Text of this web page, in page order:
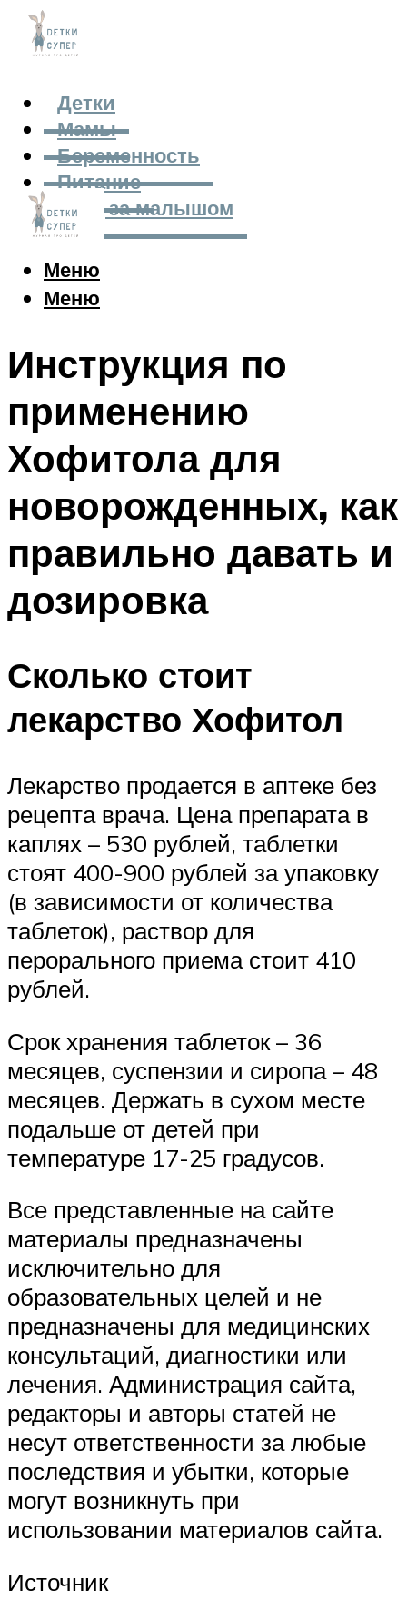
Детки
Мамы
Беременность
Питание
Уход за малышом
Меню
Меню
Инструкция по
применению
Хофитола для
новорожденных, как
правильно давать и
дозировка
Сколько стоит
лекарство Хофитол
Лекарство продается в аптеке без
рецепта врача. Цена препарата в
каплях – 530 рублей, таблетки
стоят 400-900 рублей за упаковку
(в зависимости от количества
таблеток), раствор для
перорального приема стоит 410
рублей.
Срок хранения таблеток – 36
месяцев, суспензии и сиропа – 48
месяцев. Держать в сухом месте
подальше от детей при
температуре 17-25 градусов.
Все представленные на сайте
материалы предназначены
исключительно для
образовательных целей и не
предназначены для медицинских
консультаций, диагностики или
лечения. Администрация сайта,
редакторы и авторы статей не
несут ответственности за любые
последствия и убытки, которые
могут возникнуть при
использовании материалов сайта.
Источник